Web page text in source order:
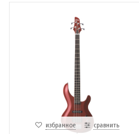
избранное сравнить